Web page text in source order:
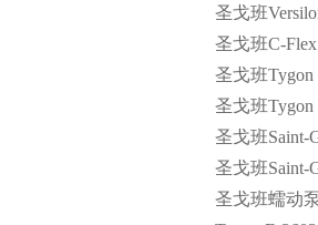
圣戈班
圣戈班C-
圣戈班
圣戈班Tygon
圣戈班Saint-
圣戈班Saint-
圣戈班蠕动